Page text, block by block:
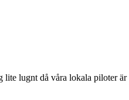
lite lugnt då våra lokala piloter